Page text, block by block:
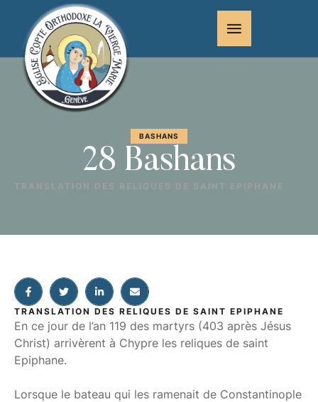
BASHANS
28 Bashans
TRANSLATION DES RELIQUES DE SAINT EPIPHANE
TRANSLATION DES RELIQUES DE SAINT EPIPHANE
En ce jour de l’an 119 des martyrs (403 après Jésus
Christ) arrivèrent à Chypre les reliques de saint
Epiphane.
Lorsque le bateau qui les ramenait de Constantinople